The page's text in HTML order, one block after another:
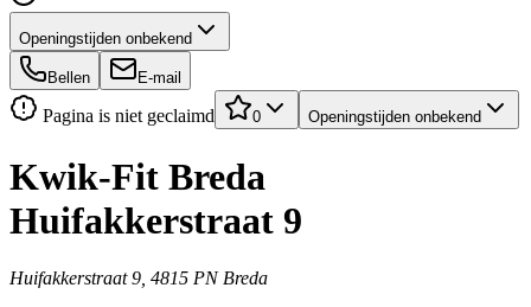
Openingstijden onbekend
Bellen E-mail
Pagina is niet geclaimd 0 Openingstijden onbekend
Kwik-Fit Breda
Huifakkerstraat 9
Huifakkerstraat 9, 4815 PN Breda